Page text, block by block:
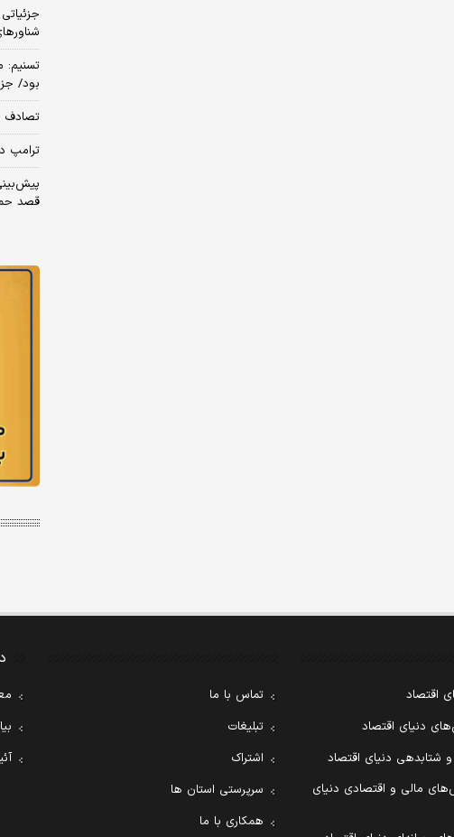
تسنیم:
بود/
تصادف
ترامپ
قصد
اقتصاد
دنیای اقتصاد
و شتابدهی دنیای اقتصاد
مالی و اقتصادی دنیای
تماس با ما
تبلیغات
اشتراک
سرپرستی استان ها
همکاری با ما